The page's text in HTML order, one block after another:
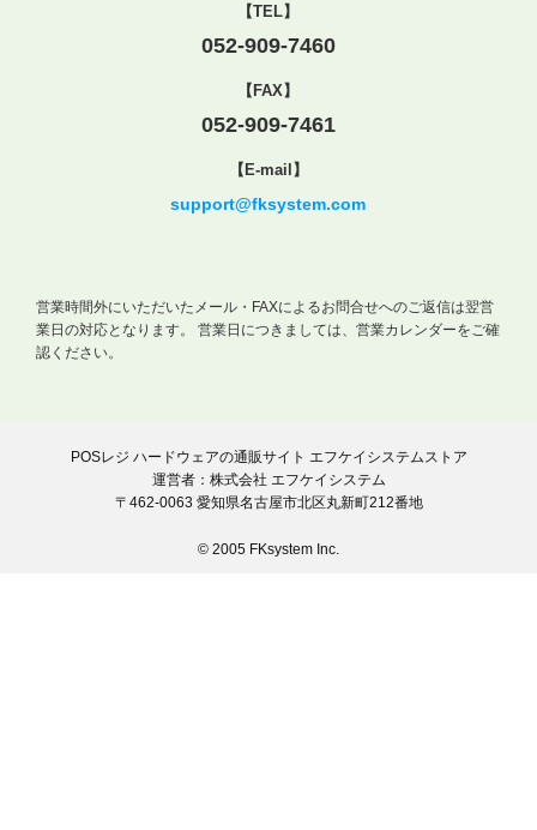
【TEL】
052-909-7460
【FAX】
052-909-7461
【E-mail】
support@fksystem.com
営業時間外にいただいたメール・FAXによるお問合せへのご返信は翌営
業日の対応となります。
営業日につきましては、営業カレンダーをご確
認ください。
POSレジ ハードウェアの通販サイト エフケイシステムストア
運営者：株式会社 エフケイシステム
〒462-0063 愛知県名古屋市北区丸新町212番地
© 2005 FKsystem Inc.